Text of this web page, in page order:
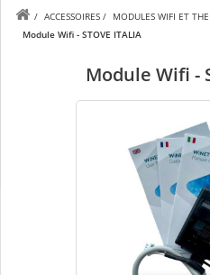
/ ACCESSOIRES / MODULES WIFI ET
Module Wifi - STOVE ITALIA
Module Wifi -